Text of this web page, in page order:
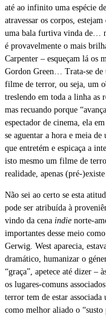
até ao infinito uma espécie
atravessar os corpos,
uma bala furtiva vinda de…
é provavelmente o mais
Carpenter – esqueçam lá os
Gordon Green… Trata-se de
filme de terror, ou seja, um
treslendo em toda a linha as
mas recuando porque
espectador de cinema, ela
se aguentar a hora e meia de
que entretém e espicaça a
isto mesmo um filme de
realidade, apenas (pré-)existe
Não sei ao certo se esta
pode ser atribuída à
vindo da cena indie norte-
importantes desse meio
Gerwig. West aparecia,
dramático, humanizar o
“graça”, apetece até dizer –
os lugares-comuns
terror tem de estar
como melhor aliado o “susto